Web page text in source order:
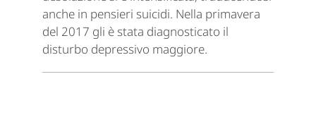
anche in pensieri suicidi. Nella primavera
del 2017 gli è stata diagnosticato il
disturbo depressivo maggiore.